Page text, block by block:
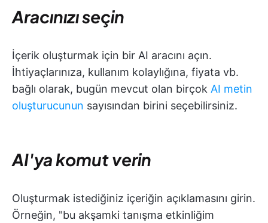
Aracınızı seçin
İçerik oluşturmak için bir AI aracını açın.
İhtiyaçlarınıza, kullanım kolaylığına, fiyata vb.
bağlı olarak, bugün mevcut olan birçok AI metin
oluşturucunun sayısından birini seçebilirsiniz.
AI'ya komut verin
Oluşturmak istediğiniz içeriğin açıklamasını girin.
Örneğin, "bu akşamki tanışma etkinliğim